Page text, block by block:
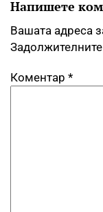
Напишете
Вашата адреса
Коментар *